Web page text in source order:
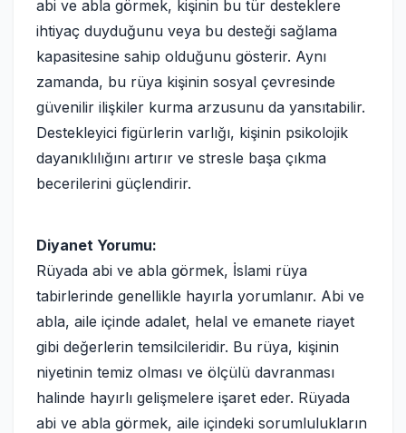
abi ve abla görmek, kişinin bu tür desteklere
ihtiyaç duyduğunu veya bu desteği sağlama
kapasitesine sahip olduğunu gösterir. Aynı
zamanda, bu rüya kişinin sosyal çevresinde
güvenilir ilişkiler kurma arzusunu da yansıtabilir.
Destekleyici figürlerin varlığı, kişinin psikolojik
dayanıklılığını artırır ve stresle başa çıkma
becerilerini güçlendirir.
Diyanet Yorumu:
Rüyada abi ve abla görmek, İslami rüya
tabirlerinde genellikle hayırla yorumlanır. Abi ve
abla, aile içinde adalet, helal ve emanete riayet
gibi değerlerin temsilcileridir. Bu rüya, kişinin
niyetinin temiz olması ve ölçülü davranması
halinde hayırlı gelişmelere işaret eder. Rüyada
abi ve abla görmek, aile içindeki sorumlulukların